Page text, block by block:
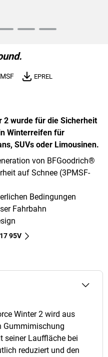
EPREL
2 wurde für die Sicherheit
Winterreifen für
SUVs oder Limousinen.
von BFGoodrich®
auf Schnee (3PMSF-
Bedingungen
Fahrbahn
95V
Winter 2 wird aus
Gummimischung
seiner Lauffläche bei
reduziert und den